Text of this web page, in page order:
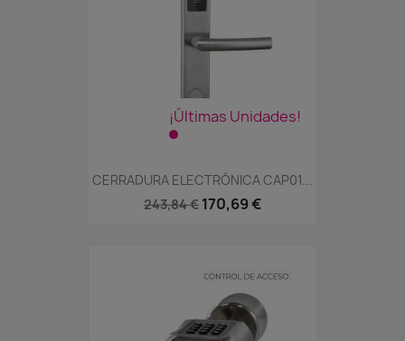
¡Últimas Unidades!
CERRADURA ELECTRÓNICA CAP01...
243,84 € 170,69 €